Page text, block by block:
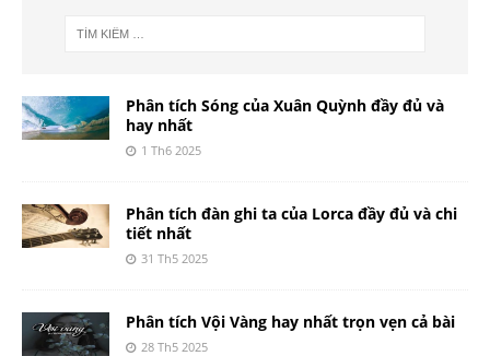
Phân tích Sóng của Xuân Quỳnh đầy đủ và
hay nhất
1 Th6 2025
Phân tích đàn ghi ta của Lorca đầy đủ và chi
tiết nhất
31 Th5 2025
Phân tích Vội Vàng hay nhất trọn vẹn cả bài
28 Th5 2025